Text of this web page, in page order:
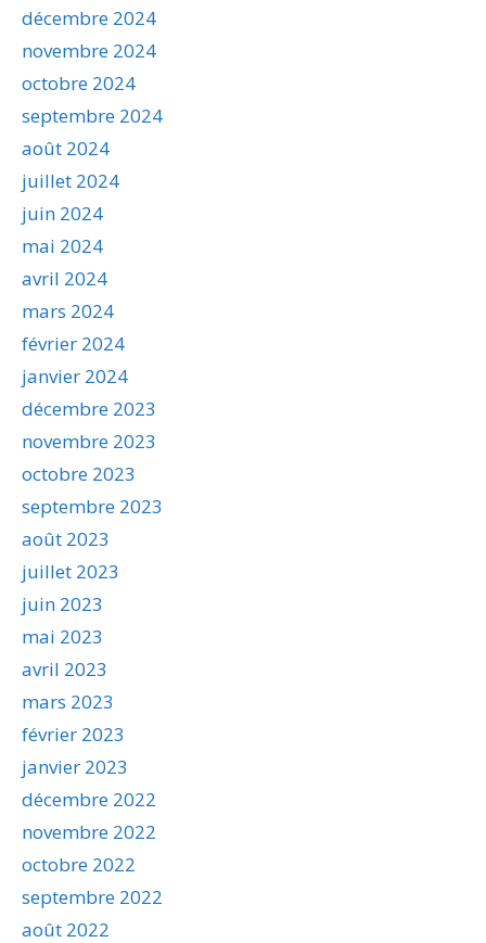
décembre 2024
novembre 2024
octobre 2024
septembre 2024
août 2024
juillet 2024
juin 2024
mai 2024
avril 2024
mars 2024
février 2024
janvier 2024
décembre 2023
novembre 2023
octobre 2023
septembre 2023
août 2023
juillet 2023
juin 2023
mai 2023
avril 2023
mars 2023
février 2023
janvier 2023
décembre 2022
novembre 2022
octobre 2022
septembre 2022
août 2022